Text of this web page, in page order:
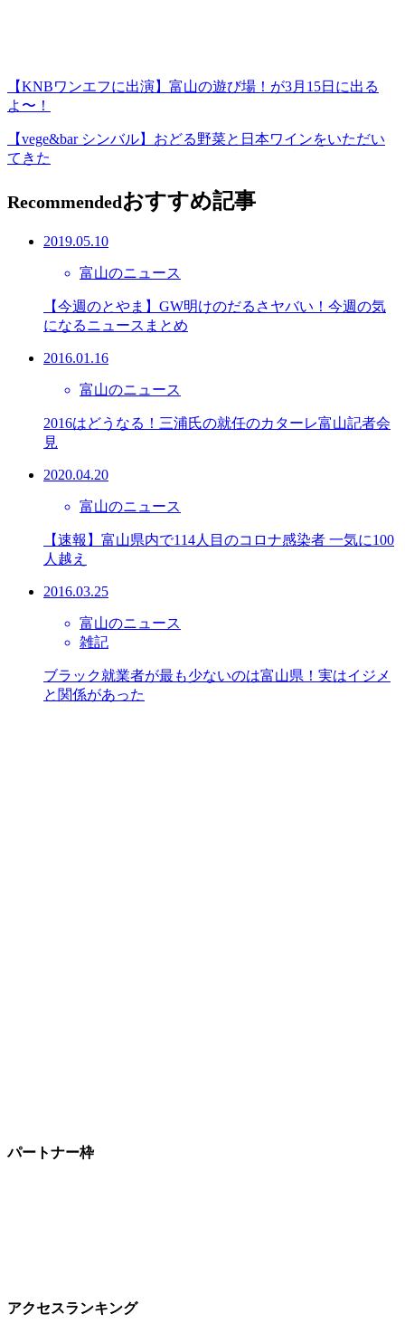
【KNBワンエフに出演】富山の遊び場！が3月15日に出る
よ〜！
【vege&bar シンバル】おどる野菜と日本ワインをいただい
てきた
Recommendedおすすめ記事
2019.05.10
富山のニュース
【今週のとやま】GW明けのだるさヤバい！今週の気
になるニュースまとめ
2016.01.16
富山のニュース
2016はどうなる！三浦氏の就任のカターレ富山記者会
見
2020.04.20
富山のニュース
【速報】富山県内で114人目のコロナ感染者 一気に100
人越え
2016.03.25
富山のニュース
雑記
ブラック就業者が最も少ないのは富山県！実はイジメ
と関係があった
パートナー枠
アクセスランキング